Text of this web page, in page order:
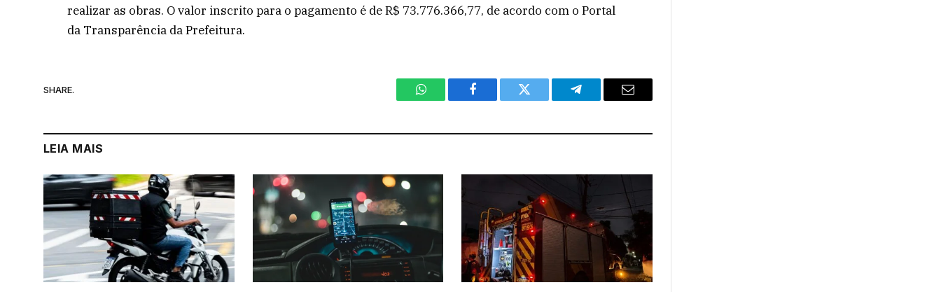
realizar as obras. O valor inscrito para o pagamento é de R$ 73.776.366,77, de acordo com o Portal
da Transparência da Prefeitura.
SHARE.
WhatsAppFacebook Twitter Telegram Email
LEIA MAIS